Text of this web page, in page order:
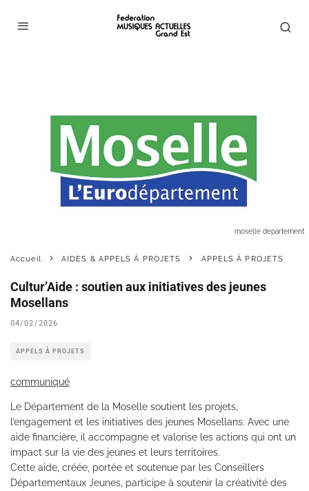
moselle departement
Accueil AIDES & APPELS À PROJETS APPELS À PROJETS
Cultur’Aide : soutien aux initiatives des jeunes
Mosellans
04/02/2026
APPELS À PROJETS
communiqué
Le Département de la Moselle soutient les projets,
l’engagement et les initiatives des jeunes Mosellans. Avec une
aide financière, il accompagne et valorise les actions qui ont un
impact sur la vie des jeunes et leurs territoires.
Cette aide, créée, portée et soutenue par les Conseillers
Départementaux Jeunes , participe à soutenir la créativité des